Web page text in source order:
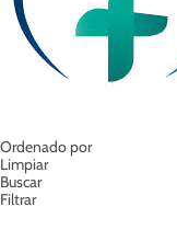
Ordenado por
Limpiar
Buscar
Filtrar